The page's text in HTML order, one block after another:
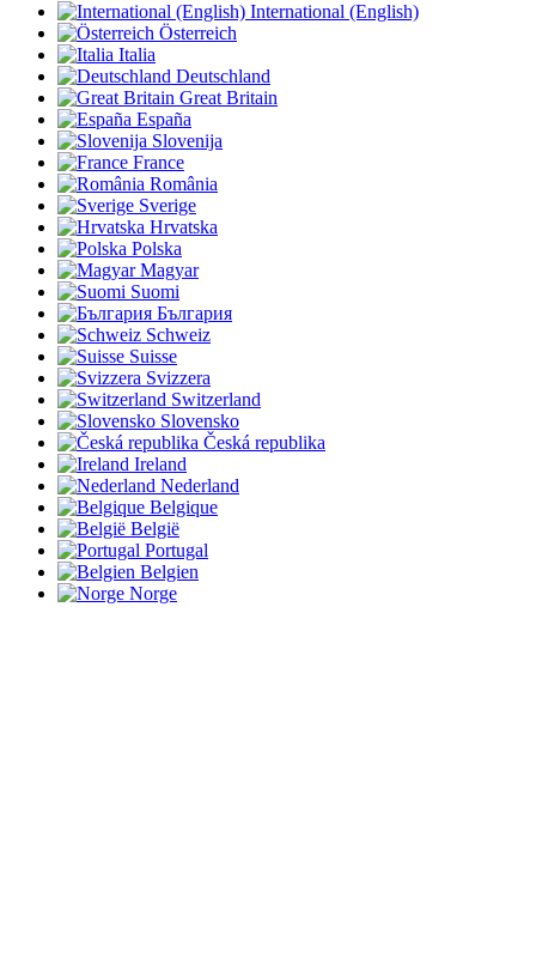
International (English)
Österreich
Italia
Deutschland
Great Britain
España
Slovenija
France
România
Sverige
Hrvatska
Polska
Magyar
Suomi
България
Schweiz
Suisse
Svizzera
Switzerland
Slovensko
Česká republika
Ireland
Nederland
Belgique
België
Portugal
Belgien
Norge